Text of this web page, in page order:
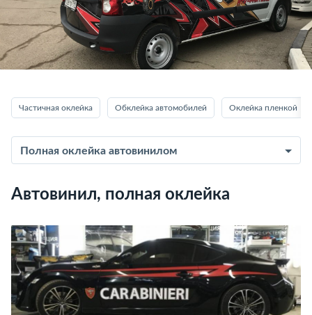
Частичная оклейка Обклейка автомобилей Оклейка пленкой
Полная оклейка автовинилом
Автовинил, полная оклейка